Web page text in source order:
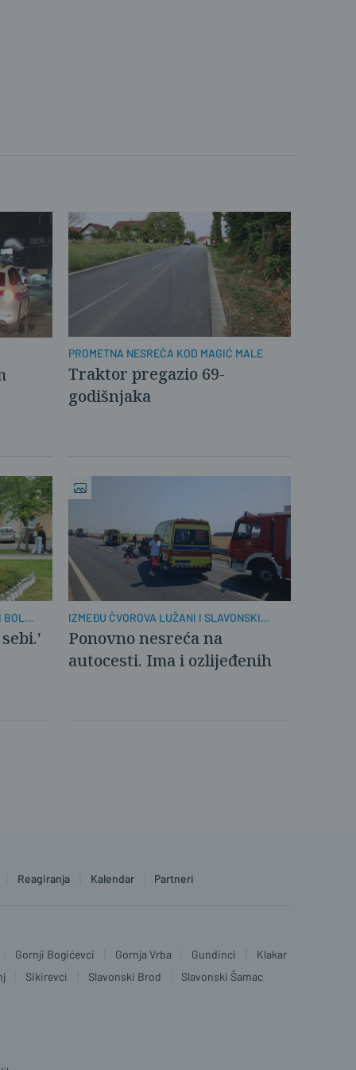
PROMETNA NESREĆA KOD MAGIĆ MALE
Traktor pregazio 69-
godišnjaka
IZMEĐU ČVOROVA LUŽANI I SLAVONSKI
BROD
Ponovno nesreća na
autocesti. Ima i ozlijeđenih
Reagiranja Kalendar Partneri
Gornji Bogićevci Gornja Vrba Gundinci
Klakar
Sikirevci Slavonski Brod
Slavonski Šamac